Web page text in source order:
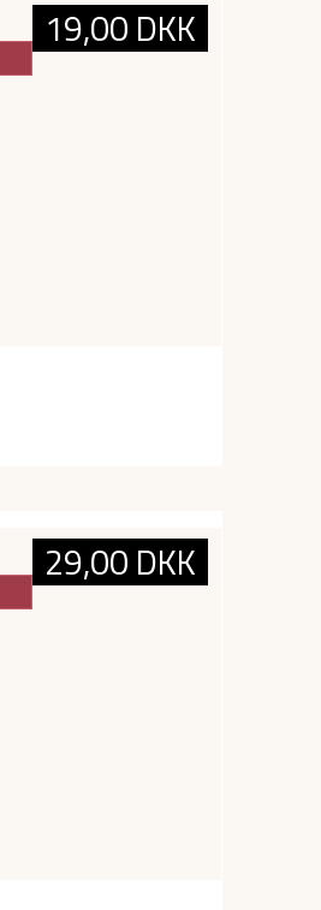
19,00 DKK
29,00 DKK